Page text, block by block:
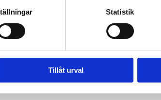
Statistik
Tillåt urval
oss
dig och
3.
Vi monterar,